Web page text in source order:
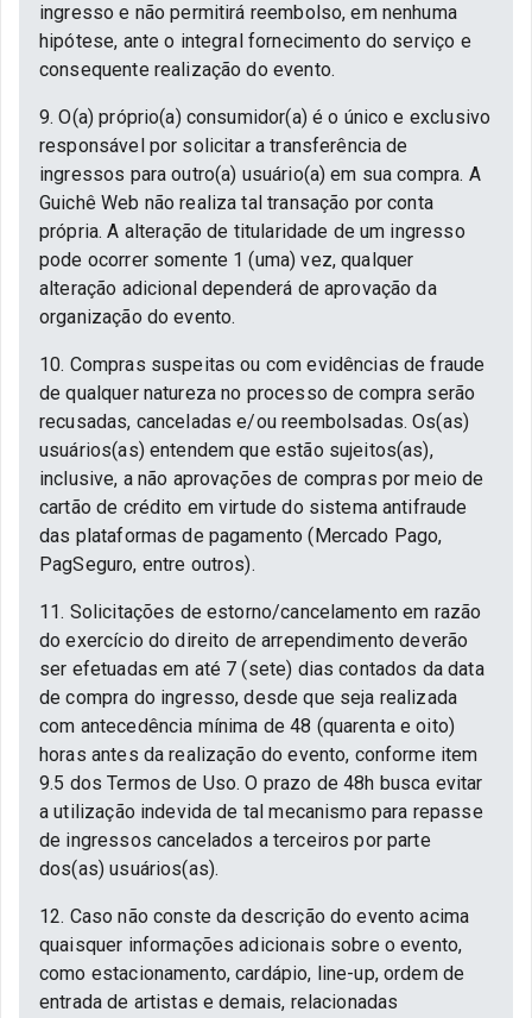
ingresso e não permitirá reembolso, em nenhuma
hipótese, ante o integral fornecimento do serviço e
consequente realização do evento.
9. O(a) próprio(a) consumidor(a) é o único e exclusivo
responsável por solicitar a transferência de
ingressos para outro(a) usuário(a) em sua compra. A
Guichê Web não realiza tal transação por conta
própria. A alteração de titularidade de um ingresso
pode ocorrer somente 1 (uma) vez, qualquer
alteração adicional dependerá de aprovação da
organização do evento.
10. Compras suspeitas ou com evidências de fraude
de qualquer natureza no processo de compra serão
recusadas, canceladas e/ou reembolsadas. Os(as)
usuários(as) entendem que estão sujeitos(as),
inclusive, a não aprovações de compras por meio de
cartão de crédito em virtude do sistema antifraude
das plataformas de pagamento (Mercado Pago,
PagSeguro, entre outros).
11. Solicitações de estorno/cancelamento em razão
do exercício do direito de arrependimento deverão
ser efetuadas em até 7 (sete) dias contados da data
de compra do ingresso, desde que seja realizada
com antecedência mínima de 48 (quarenta e oito)
horas antes da realização do evento, conforme item
9.5 dos Termos de Uso. O prazo de 48h busca evitar
a utilização indevida de tal mecanismo para repasse
de ingressos cancelados a terceiros por parte
dos(as) usuários(as).
12. Caso não conste da descrição do evento acima
quaisquer informações adicionais sobre o evento,
como estacionamento, cardápio, line-up, ordem de
entrada de artistas e demais, relacionadas